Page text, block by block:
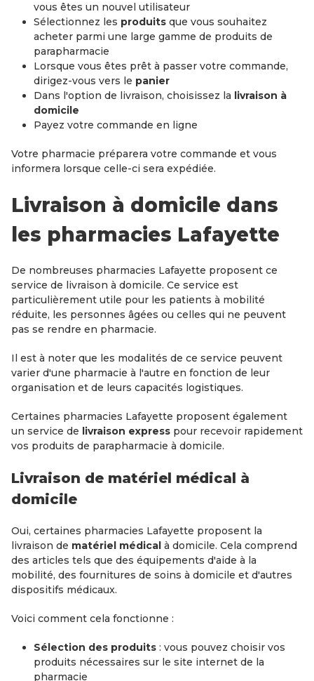
vous êtes un nouvel utilisateur
Sélectionnez les produits que vous souhaitez
acheter parmi une large gamme de produits de
parapharmacie
Lorsque vous êtes prêt à passer votre commande,
dirigez-vous vers le panier
Dans l'option de livraison, choisissez la livraison à
domicile
Payez votre commande en ligne
Votre pharmacie préparera votre commande et vous
informera lorsque celle-ci sera expédiée.
Livraison à domicile dans
les pharmacies Lafayette
De nombreuses pharmacies Lafayette proposent ce
service de livraison à domicile. Ce service est
particulièrement utile pour les patients à mobilité
réduite, les personnes âgées ou celles qui ne peuvent
pas se rendre en pharmacie.
Il est à noter que les modalités de ce service peuvent
varier d'une pharmacie à l'autre en fonction de leur
organisation et de leurs capacités logistiques.
Certaines pharmacies Lafayette proposent également
un service de livraison express pour recevoir rapidement
vos produits de parapharmacie à domicile.
Livraison de matériel médical à
domicile
Oui, certaines pharmacies Lafayette proposent la
livraison de matériel médical à domicile. Cela comprend
des articles tels que des équipements d'aide à la
mobilité, des fournitures de soins à domicile et d'autres
dispositifs médicaux.
Voici comment cela fonctionne :
Sélection des produits : vous pouvez choisir vos
produits nécessaires sur le site internet de la
pharmacie